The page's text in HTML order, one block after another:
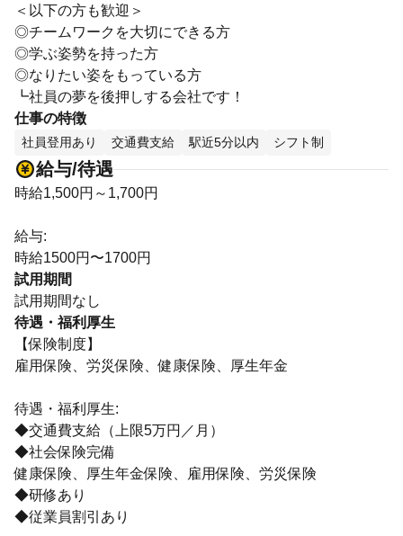
＜以下の方も歓迎＞
◎チームワークを大切にできる方
◎学ぶ姿勢を持った方
◎なりたい姿をもっている方
┗社員の夢を後押しする会社です！
仕事の特徴
社員登用あり 交通費支給 駅近5分以内 シフト制
給与/待遇
時給1,500円～1,700円
給与:
時給1500円〜1700円
試用期間
試用期間なし
待遇・福利厚生
【保険制度】
雇用保険、労災保険、健康保険、厚生年金
待遇・福利厚生:
◆交通費支給（上限5万円／月）
◆社会保険完備
健康保険、厚生年金保険、雇用保険、労災保険
◆研修あり
◆従業員割引あり